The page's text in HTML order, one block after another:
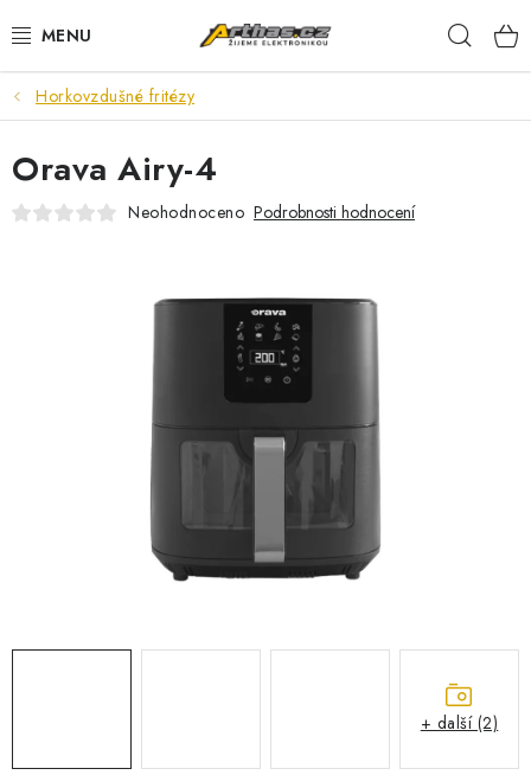
na
TELEFONY, TABLETY
POČÍTAČE, NOTEBOOKY
PRO HRÁČE
PŘEDVÁDĚCÍ ELEKTRONIKA
Horkovzdušné fritézy
Orava Airy-4
Neohodnoceno Podrobnosti hodnocení
+ další (2)